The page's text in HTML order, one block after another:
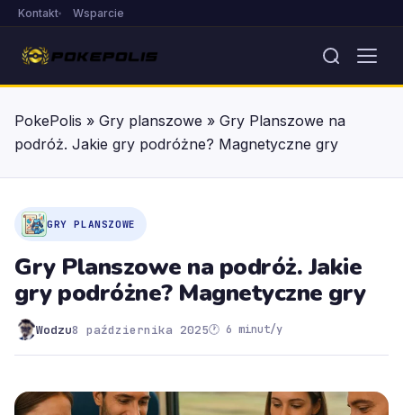
Kontakt Wsparcie
PokePolis » Gry planszowe » Gry Planszowe na
podróż. Jakie gry podróżne? Magnetyczne gry
GRY PLANSZOWE
Gry Planszowe na podróż. Jakie
gry podróżne? Magnetyczne gry
Wodzu8 października 2025🕐 6 minut/y